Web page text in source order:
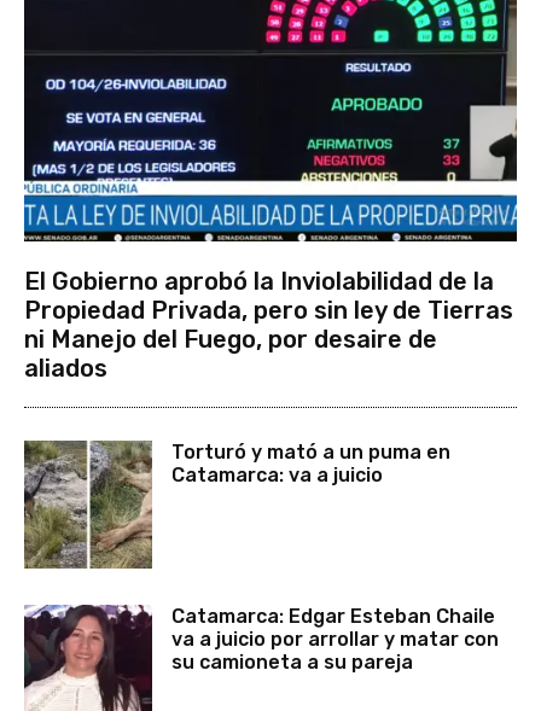
El Gobierno aprobó la Inviolabilidad de la
Propiedad Privada, pero sin ley de Tierras
ni Manejo del Fuego, por desaire de
aliados
Torturó y mató a un puma en
Catamarca: va a juicio
Catamarca: Edgar Esteban Chaile
va a juicio por arrollar y matar con
su camioneta a su pareja